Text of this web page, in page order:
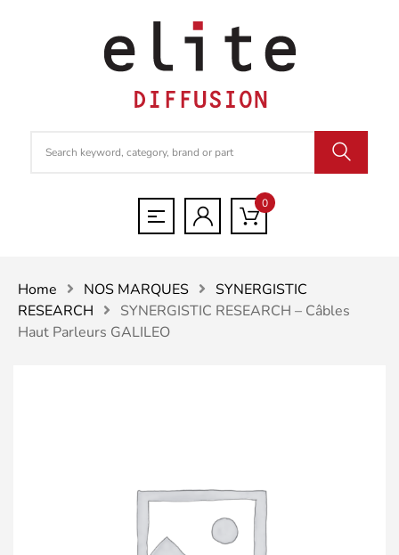
0
Home NOS MARQUES
SYNERGISTIC
RESEARCH
SYNERGISTIC RESEARCH – Câbles
Haut Parleurs GALILEO